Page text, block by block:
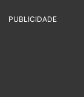
PUBLICIDADE